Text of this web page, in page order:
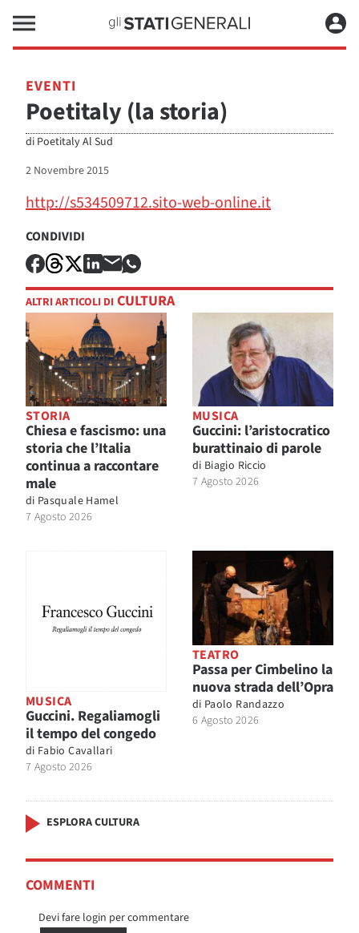
EVENTI
Poetitaly (la storia)
di Poetitaly Al Sud
2 Novembre 2015
http://s534509712.sito-web-online.it
CONDIVIDI
ALTRI ARTICOLI DI CULTURA
STORIA
Chiesa e fascismo: una
storia che l’Italia
continua a raccontare
male
di Pasquale Hamel
7 Agosto 2026
MUSICA
Guccini: l’aristocratico
burattinaio di parole
di Biagio Riccio
7 Agosto 2026
MUSICA
Guccini. Regaliamogli
il tempo del congedo
di Fabio Cavallari
7 Agosto 2026
TEATRO
Passa per Cimbelino la
nuova strada dell’Opra
di Paolo Randazzo
6 Agosto 2026
ESPLORA CULTURA
COMMENTI
Devi fare login per commentare